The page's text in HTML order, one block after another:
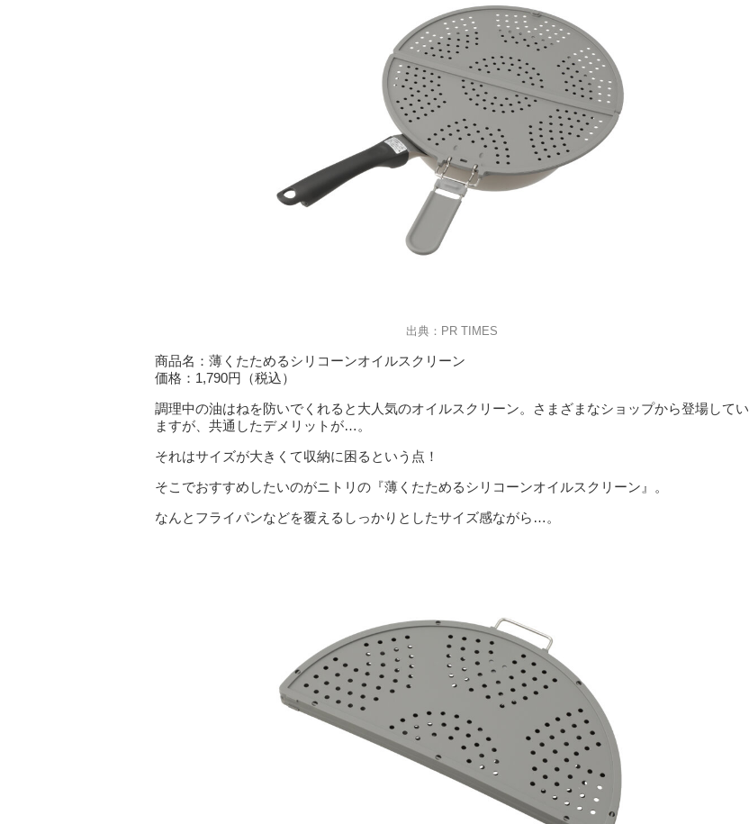
出典：PR TIMES
商品名：薄くたためるシリコーンオイルスクリーン
価格：1,790円（税込）
調理中の油はねを防いでくれると大人気のオイルスクリーン。さまざまなショップから登場してい
ますが、共通したデメリットが…。
それはサイズが大きくて収納に困るという点！
そこでおすすめしたいのがニトリの『薄くたためるシリコーンオイルスクリーン』。
なんとフライパンなどを覆えるしっかりとしたサイズ感ながら…。